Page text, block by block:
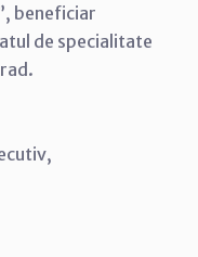
beneficiar
de specialitate